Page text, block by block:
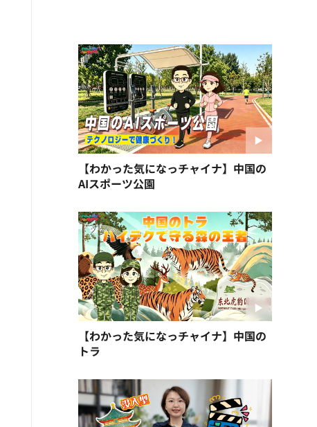
【わかった気になっチャイナ】中国の
AIスポーツ公園
【わかった気になっチャイナ】中国の
トラ